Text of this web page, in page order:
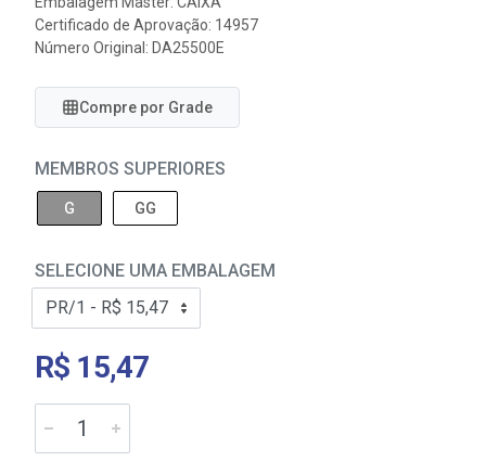
Certificado de Aprovação: 14957
Número Original: DA25500E
Compre por Grade
MEMBROS SUPERIORES
G GG
SELECIONE UMA EMBALAGEM
R$ 15,47